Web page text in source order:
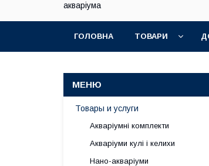
акваріума
ГОЛОВНА ТОВАРИ
Товары и услуги
Акваріумні комплекти
Акваріуми кулі і келихи
Нано-акваріуми